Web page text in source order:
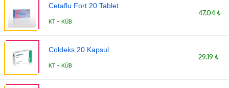
Cetaflu Fort 20 Tablet
KT - KÜB
47.04 ₺
Coldeks 20 Kapsul
KT - KÜB
29.19 ₺